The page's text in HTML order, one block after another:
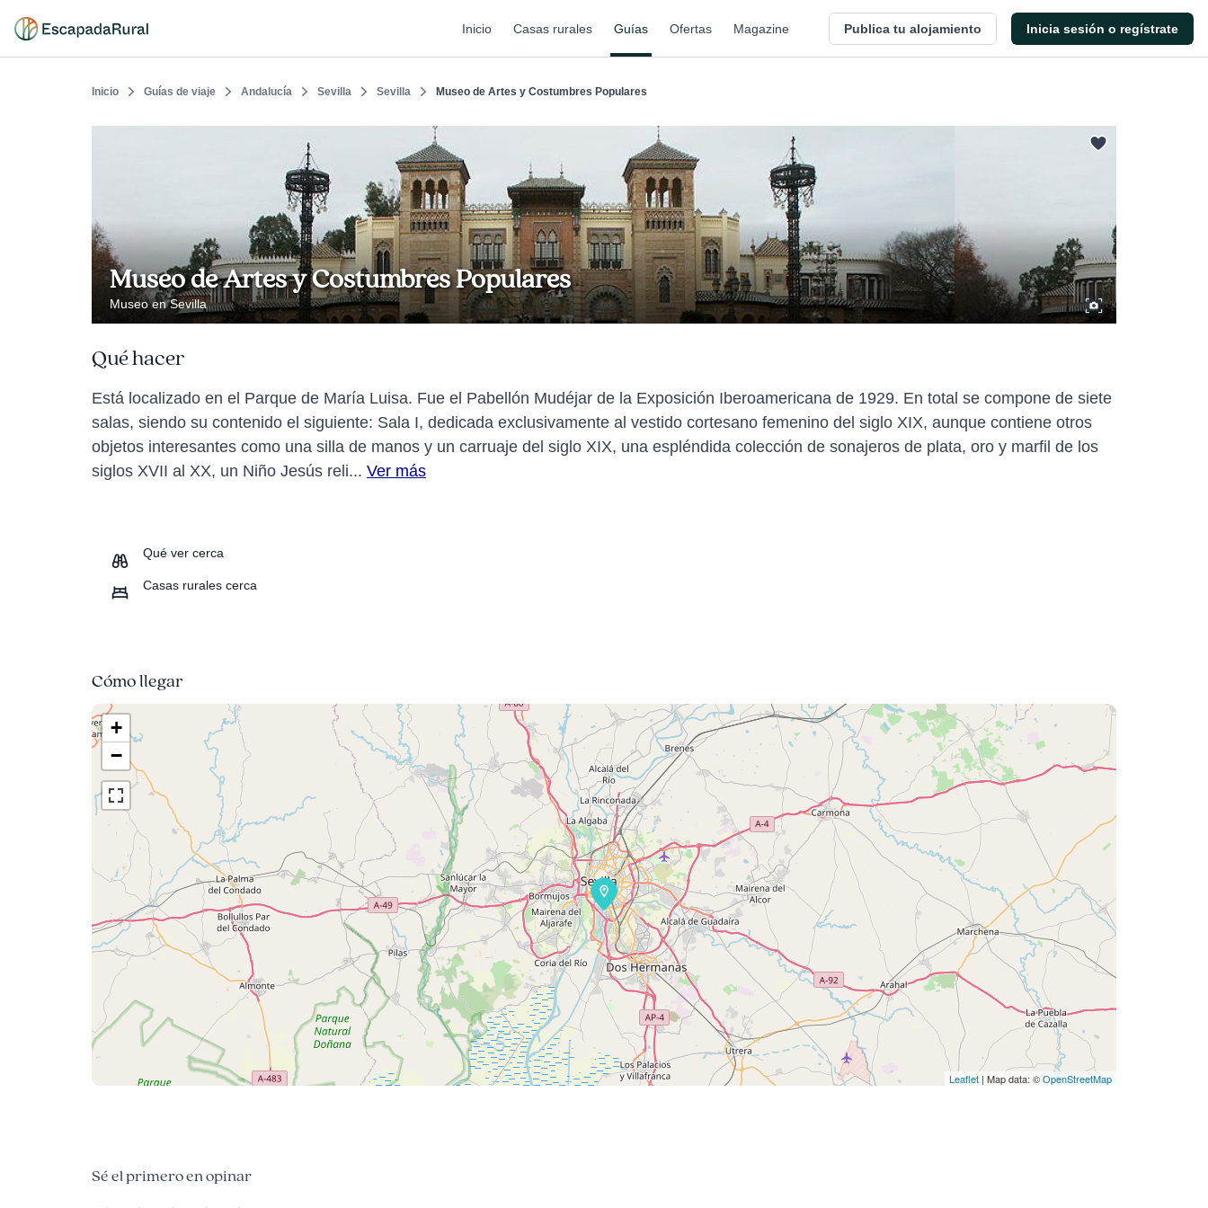
Inicio Casas rurales Guías Ofertas Magazine Publica tu alojamiento Inicia sesión o regístrate
Inicio Guías de viaje Andalucía Sevilla Sevilla Museo de Artes y Costumbres Populares
Museo de Artes y Costumbres Populares
Museo en Sevilla
Qué hacer
Está localizado en el Parque de María Luisa. Fue el Pabellón Mudéjar de la Exposición Iberoamericana de 1929. En total se compone de siete
salas, siendo su contenido el siguiente: Sala I, dedicada exclusivamente al vestido cortesano femenino del siglo XIX, aunque contiene otros
objetos interesantes como una silla de manos y un carruaje del siglo XIX, una espléndida colección de sonajeros de plata, oro y marfil de los
siglos XVII al XX, un Niño Jesús reli... Ver más
Qué ver cerca
Casas rurales cerca
Cómo llegar
+
−
Leaflet | Map data: ©OpenStreetMap
Sé el primero en opinar